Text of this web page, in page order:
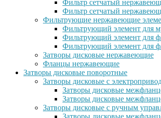
Фильтр сетчатый
Фильтр сетчатый
Фильтрующие нержавеющие
Фильтрующий элемент для
Фильтрующий элемент для
Фильтрующий элемент для
Затворы дисковые нержавеющие
Фланцы нержавеющие
Затворы дисковые поворотные
Затворы дисковые с
Затворы дисковые
Затворы дисковые
Затворы дисковые с ручным
Затворы дисковые